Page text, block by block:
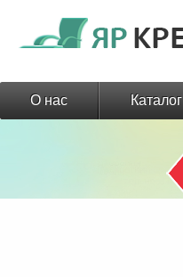
О нас Каталог